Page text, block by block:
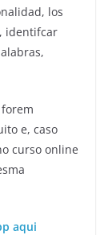
los
identifcar
e, caso
curso online
aqui